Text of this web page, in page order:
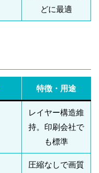
どに最適
特徴・用途
レイヤー構造維
持。印刷会社で
も標準
圧縮なしで画質